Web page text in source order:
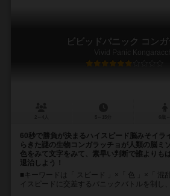
ビビッドパニック コンガ
Vivid Panic
60秒で勝負が決まるハイスピード脳みそイラ
らきた謎の生物コンガラッチョが人類の脳ミ
色をみて文字をみて、素早い判断で誰よりも
退治しよう！
■キーワードは「 スピード 」×「 色 」×「 混
イスピードに交差するパニックバトルを制し